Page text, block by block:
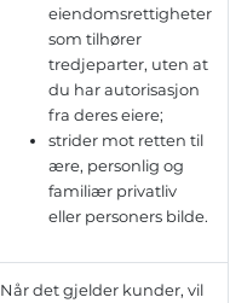
eiendomsrettigheter
som tilhører
tredjeparter, uten at
du har autorisasjon
fra deres eiere;
strider mot retten til
ære, personlig og
familiær privatliv
eller personers bilde.
Når det gjelder kunder, vil